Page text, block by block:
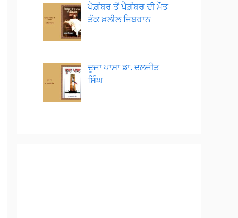
ਪੈਗ਼ੰਬਰ ਤੋਂ ਪੈਗ਼ੰਬਰ ਦੀ ਮੌਤ
ਤੱਕ ਖ਼ਲੀਲ ਜਿਬਰਾਨ
ਦੂਜਾ ਪਾਸਾ ਡਾ. ਦਲਜੀਤ
ਸਿੰਘ